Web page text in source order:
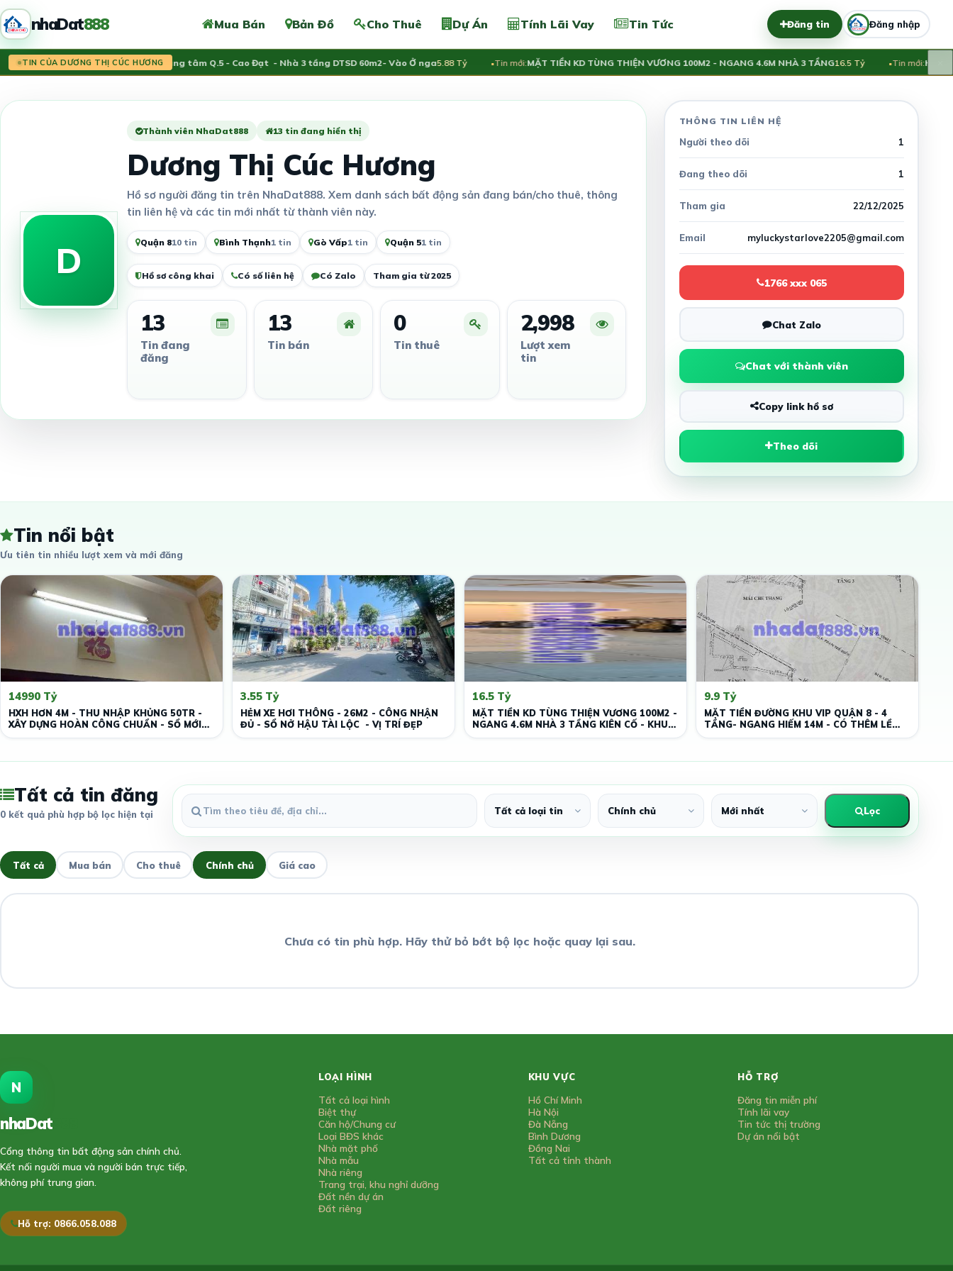
nhaDat888 Mua Bán Bản Đồ Cho Thuê Dự Án Tính Lãi Vay Tin Tức Đăng tin Đăng nhập
TIN CỦA DƯƠNG THỊ CÚC HƯƠNG
Tin mới:Trung tâm Q.5 - Cao Đạt - Nhà 3 tầng DTSD 60m2- Vào Ở nga5.88 Tỷ Tin mới:MẶT TIỀN KD TÙNG THIỆN VƯƠNG 100M2 - NGANG 4.6M NHÀ 3 TẦNG16.5 Tỷ Tin mới:HÀNG
D
Thành viên NhaDat888 13 tin đang hiển thị
Dương Thị Cúc Hương
Hồ sơ người đăng tin trên NhaDat888. Xem danh sách bất động sản đang bán/cho thuê, thông
tin liên hệ và các tin mới nhất từ thành viên này.
Quận 810 tin Bình Thạnh1 tin Gò Vấp1 tin Quận 51 tin
Hồ sơ công khai Có số liên hệ Có Zalo Tham gia từ 2025
13
Tin đang
đăng
13
Tin bán
0
Tin thuê
2,998
Lượt xem
tin
THÔNG TIN LIÊN HỆ
Người theo dõi 1
Đang theo dõi 1
Tham gia 22/12/2025
Email myluckystarlove2205@gmail.com
1766 xxx 065
Chat Zalo
Chat với thành viên
Copy link hồ sơ
Theo dõi
Tin nổi bật
Ưu tiên tin nhiều lượt xem và mới đăng
14990 Tỷ
HXH HƠN 4M - THU NHẬP KHỦNG 50TR -
XÂY DỰNG HOÀN CÔNG CHUẨN - SỔ MỚI
TINH.
3.55 Tỷ
HẺM XE HƠI THÔNG - 26M2 - CÔNG NHẬN
ĐỦ - SỔ NỞ HẬU TÀI LỘC - VỊ TRÍ ĐẸP
16.5 Tỷ
MẶT TIỀN KD TÙNG THIỆN VƯƠNG 100M2 -
NGANG 4.6M NHÀ 3 TẦNG KIÊN CỐ - KHU
VỰC
9.9 Tỷ
MẶT TIỀN ĐƯỜNG KHU VIP QUẬN 8 - 4
TẦNG- NGANG HIẾM 14M - CÓ THÊM LỀ
ĐƯỜNG HƠN 3M
Tất cả tin đăng
0 kết quả phù hợp bộ lọc hiện tại Lọc
Tất cả Mua bán Cho thuê Chính chủ Giá cao
Chưa có tin phù hợp. Hãy thử bỏ bớt bộ lọc hoặc quay lại sau.
N
nhaDat
Cổng thông tin bất động sản chính chủ.
Kết nối người mua và người bán trực tiếp,
không phí trung gian.
Hỗ trợ: 0866.058.088
LOẠI HÌNH
Tất cả loại hình
Biệt thự
Căn hộ/Chung cư
Loại BĐS khác
Nhà mặt phố
Nhà mẫu
Nhà riêng
Trang trại, khu nghỉ dưỡng
Đất nền dự án
Đất riêng
KHU VỰC
Hồ Chí Minh
Hà Nội
Đà Nẵng
Bình Dương
Đồng Nai
Tất cả tỉnh thành
HỖ TRỢ
Đăng tin miễn phí
Tính lãi vay
Tin tức thị trường
Dự án nổi bật